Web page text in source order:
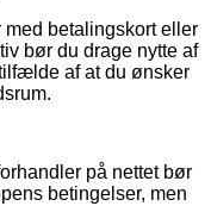
betalingskort eller
bør du drage nytte af
af at du ønsker
på nettet bør
betingelser, men